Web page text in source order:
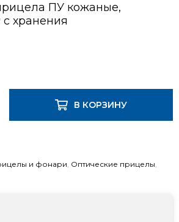
ПУ кожаные,
хранения
В КОРЗИНУ
и фонари, Оптические прицелы,